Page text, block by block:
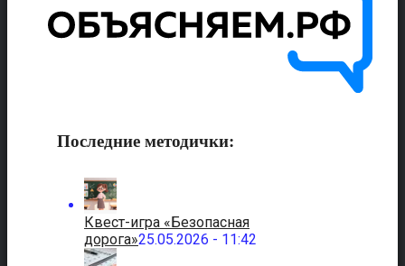
Последние методички:
Квест-игра «Безопасная
дорога»25.05.2026 - 11:42